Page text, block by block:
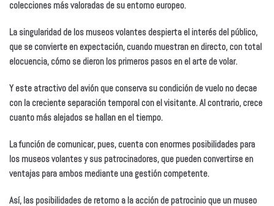
colecciones más valoradas de su entorno europeo.
La singularidad de los museos volantes despierta el interés del público,
que se convierte en expectación, cuando muestran en directo, con total
elocuencia, cómo se dieron los primeros pasos en el arte de volar.
Y este atractivo del avión que conserva su condición de vuelo no decae
con la creciente separación temporal con el visitante. Al contrario, crece
cuanto más alejados se hallan en el tiempo.
La función de comunicar, pues, cuenta con enormes posibilidades para
los museos volantes y sus patrocinadores, que pueden convertirse en
ventajas para ambos mediante una gestión competente.
Así, las posibilidades de retorno a la acción de patrocinio que un museo